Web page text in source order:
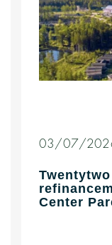
03/07/
Center